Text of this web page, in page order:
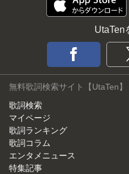
UtaTen
無料歌詞検索サイト【UtaTen】
歌詞検索
マイページ
歌詞ランキング
歌詞コラム
エンタメニュース
特集記事